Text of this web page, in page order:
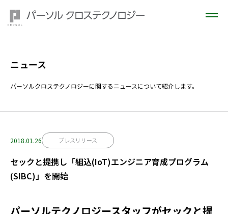
ニュース
パーソルクロステクノロジーに関するニュースについて紹介します。
2018.01.26 プレスリリース
セックと提携し「組込(IoT)エンジニア育成プログラム
(SIBC)」を開始
パーソルテクノロジースタッフがセックと提